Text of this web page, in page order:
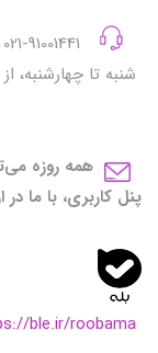
شنبه تا چهارشنبه، از
همه روزه
پنل کاربری، با ما در
ble.ir/roobama